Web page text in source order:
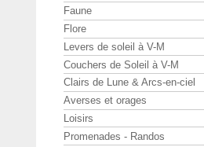
Faune
Flore
Levers de soleil à V-M
Couchers de Soleil à V-M
Clairs de Lune & Arcs-en-ciel
Averses et orages
Loisirs
Promenades - Randos